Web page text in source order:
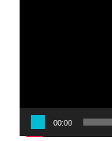
00:00